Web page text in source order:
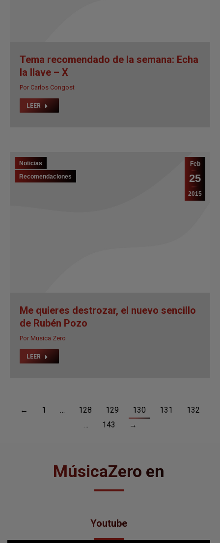
Tema recomendado de la semana: Echa
la llave – X
Por Carlos Congost
LEER
Feb
25
2015
Noticias
Recomendaciones
Me quieres destrozar, el nuevo sencillo
de Rubén Pozo
Por Musica Zero
LEER
← 1 128 129 130 131
132
143 →
MúsicaZero en
Youtube